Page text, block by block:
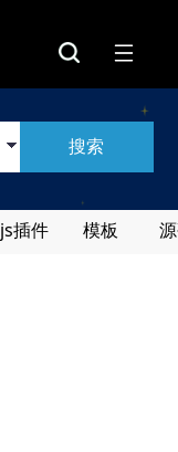
搜索
js插件 模板